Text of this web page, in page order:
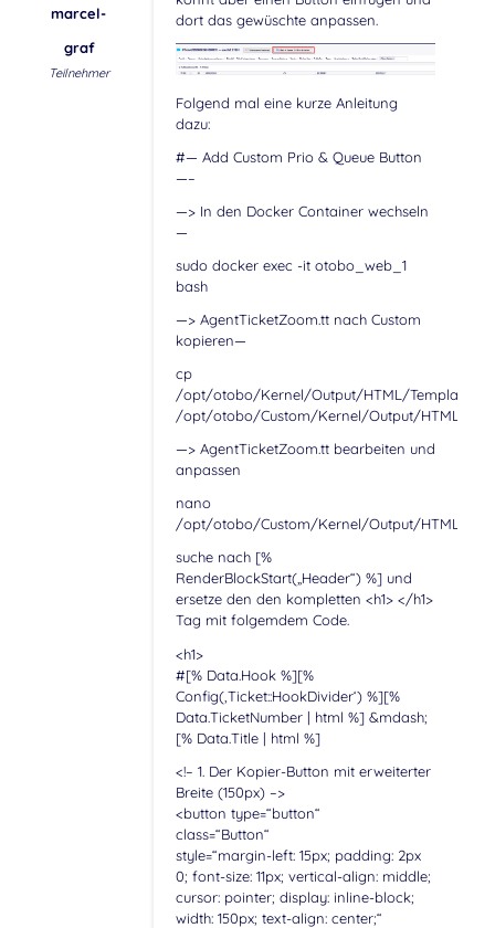
marcel-
graf
Teilnehmer
dort das gewüschte anpassen.
Folgend mal eine kurze Anleitung
dazu:
#— Add Custom Prio & Queue Button
—–
—> In den Docker Container wechseln
—
sudo docker exec -it otobo_web_1
bash
—> AgentTicketZoom.tt nach Custom
kopieren—
cp
/opt/otobo/Kernel/Output/HTML/Templates/
/opt/otobo/Custom/Kernel/Output/HTML/
—> AgentTicketZoom.tt bearbeiten und
anpassen
nano
/opt/otobo/Custom/Kernel/Output/HTML/
suche nach [%
RenderBlockStart(„Header“) %] und
ersetze den den kompletten <h1> </h1>
Tag mit folgemdem Code.
<h1>
#[% Data.Hook %][%
Config(‚Ticket::HookDivider‘) %][%
Data.TicketNumber | html %] &mdash;
[% Data.Title | html %]
<!– 1. Der Kopier-Button mit erweiterter
Breite (150px) –>
<button type=“button“
class=“Button“
style=“margin-left: 15px; padding: 2px
0; font-size: 11px; vertical-align: middle;
cursor: pointer; display: inline-block;
width: 150px; text-align: center;“